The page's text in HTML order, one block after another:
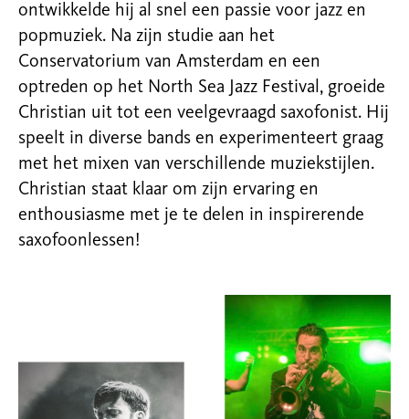
ontwikkelde hij al snel een passie voor jazz en
popmuziek. Na zijn studie aan het
Conservatorium van Amsterdam en een
optreden op het North Sea Jazz Festival, groeide
Christian uit tot een veelgevraagd saxofonist. Hij
speelt in diverse bands en experimenteert graag
met het mixen van verschillende muziekstijlen.
Christian staat klaar om zijn ervaring en
enthousiasme met je te delen in inspirerende
saxofoonlessen!